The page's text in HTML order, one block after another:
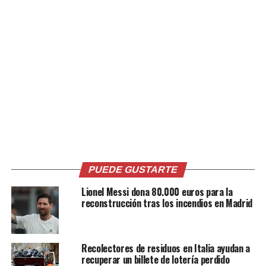
italiano Kimi Antonelli, líder del Mundial y dueño de la
«pole position» este domingo, e incluso se subió a uno
de sus monoplazas.
Un día antes, el capitán albiceleste cumplió 100
partidos disputados con el Inter Miami de la MLS en una
amarga derrota 4-3 en su cancha ante Orlando City, que
PUEDE GUSTARTE
Lionel Messi dona 80.000 euros para la
reconstrucción tras los incendios en Madrid
Recolectores de residuos en Italia ayudan a
recuperar un billete de lotería perdido